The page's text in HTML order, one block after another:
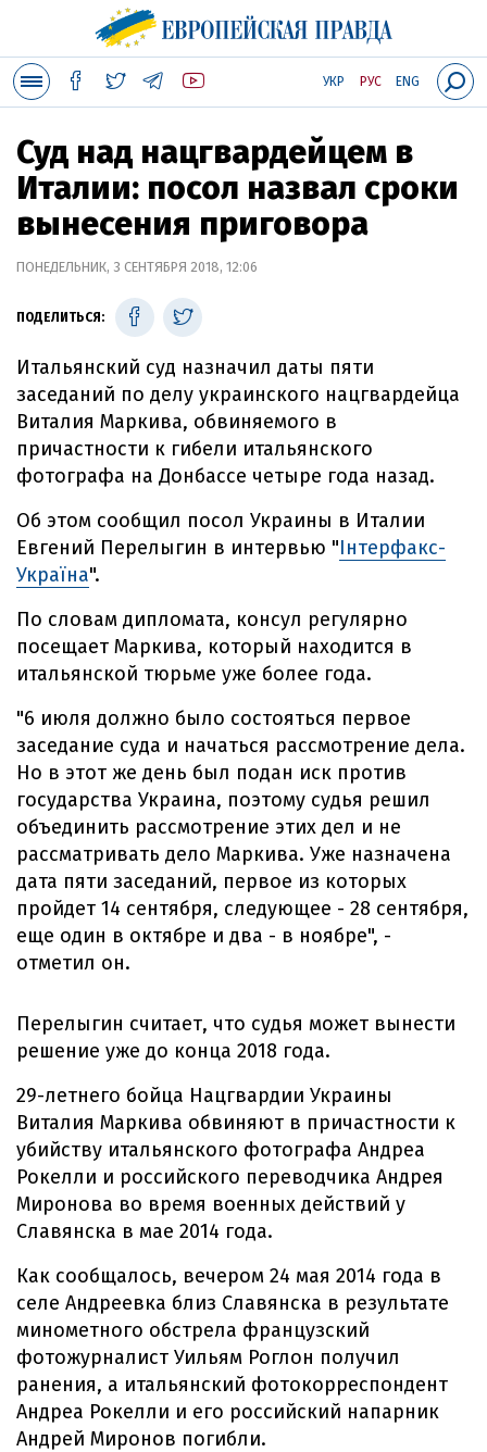
УКР РУС ENG
Суд над нацгвардейцем в
Италии: посол назвал сроки
вынесения приговора
ПОНЕДЕЛЬНИК, 3 СЕНТЯБРЯ 2018, 12:06
ПОДЕЛИТЬСЯ:
Итальянский суд назначил даты пяти
заседаний по делу украинского нацгвардейца
Виталия Маркива, обвиняемого в
причастности к гибели итальянского
фотографа на Донбассе четыре года назад.
Об этом сообщил посол Украины в Италии
Евгений Перелыгин в интервью "Інтерфакс-
Україна".
По словам дипломата, консул регулярно
посещает Маркива, который находится в
итальянской тюрьме уже более года.
"6 июля должно было состояться первое
заседание суда и начаться рассмотрение дела.
Но в этот же день был подан иск против
государства Украина, поэтому судья решил
объединить рассмотрение этих дел и не
рассматривать дело Маркива. Уже назначена
дата пяти заседаний, первое из которых
пройдет 14 сентября, следующее - 28 сентября,
еще один в октябре и два - в ноябре", -
отметил он.
Перелыгин считает, что судья может вынести
решение уже до конца 2018 года.
29-летнего бойца Нацгвардии Украины
Виталия Маркива обвиняют в причастности к
убийству итальянского фотографа Андреа
Рокелли и российского переводчика Андрея
Миронова во время военных действий у
Славянска в мае 2014 года.
Как сообщалось, вечером 24 мая 2014 года в
селе Андреевка близ Славянска в результате
минометного обстрела французский
фотожурналист Уильям Роглон получил
ранения, а итальянский фотокорреспондент
Андреа Рокелли и его российский напарник
Андрей Миронов погибли.